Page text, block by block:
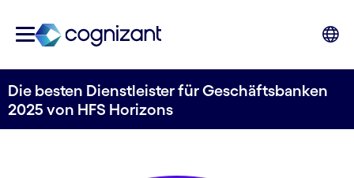
Die besten Dienstleister für Geschäftsbanken
2025 von HFS Horizons